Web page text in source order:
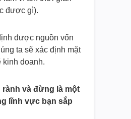
được gì).
được nguồn vốn
ta sẽ xác định mặt
kinh doanh.
rành và đừng là một
lĩnh vực bạn sắp